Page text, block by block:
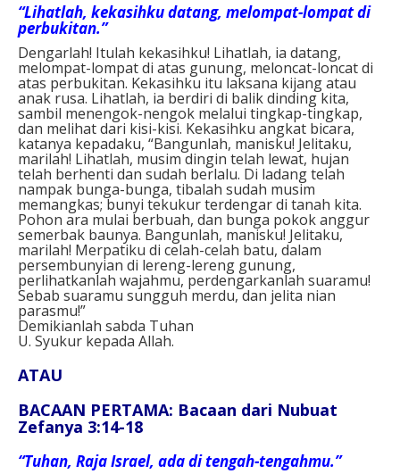
“Lihatlah, kekasihku datang, melompat-lompat di
perbukitan.”
Dengarlah! Itulah kekasihku! Lihatlah, ia datang,
melompat-lompat di atas gunung, meloncat-loncat di
atas perbukitan. Kekasihku itu laksana kijang atau
anak rusa. Lihatlah, ia berdiri di balik dinding kita,
sambil menengok-nengok melalui tingkap-tingkap,
dan melihat dari kisi-kisi. Kekasihku angkat bicara,
katanya kepadaku, “Bangunlah, manisku! Jelitaku,
marilah! Lihatlah, musim dingin telah lewat, hujan
telah berhenti dan sudah berlalu. Di ladang telah
nampak bunga-bunga, tibalah sudah musim
memangkas; bunyi tekukur terdengar di tanah kita.
Pohon ara mulai berbuah, dan bunga pokok anggur
semerbak baunya. Bangunlah, manisku! Jelitaku,
marilah! Merpatiku di celah-celah batu, dalam
persembunyian di lereng-lereng gunung,
perlihatkanlah wajahmu, perdengarkanlah suaramu!
Sebab suaramu sungguh merdu, dan jelita nian
parasmu!”
Demikianlah sabda Tuhan
U. Syukur kepada Allah.
ATAU
BACAAN PERTAMA: Bacaan dari Nubuat
Zefanya 3:14-18
“Tuhan, Raja Israel, ada di tengah-tengahmu.”